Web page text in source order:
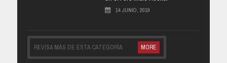
14 JUNIO, 2019
REVISA MÁS DE ESTA CATEGORÍA MORE